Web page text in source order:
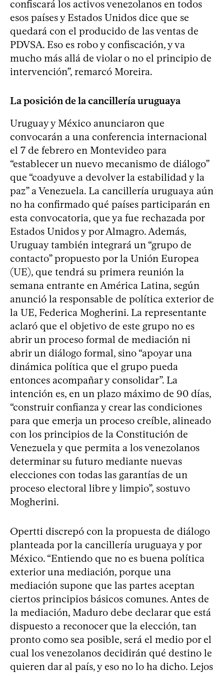
confiscará los activos venezolanos en todos
esos países y Estados Unidos dice que se
quedará con el producido de las ventas de
PDVSA. Eso es robo y confiscación, y va
mucho más allá de violar o no el principio de
intervención”, remarcó Moreira.
La posición de la cancillería uruguaya
Uruguay y México anunciaron que
convocarán a una conferencia internacional
el 7 de febrero en Montevideo para
“establecer un nuevo mecanismo de diálogo”
que “coadyuve a devolver la estabilidad y la
paz” a Venezuela. La cancillería uruguaya aún
no ha confirmado qué países participarán en
esta convocatoria, que ya fue rechazada por
Estados Unidos y por Almagro. Además,
Uruguay también integrará un “grupo de
contacto” propuesto por la Unión Europea
(UE), que tendrá su primera reunión la
semana entrante en América Latina, según
anunció la responsable de política exterior de
la UE, Federica Mogherini. La representante
aclaró que el objetivo de este grupo no es
abrir un proceso formal de mediación ni
abrir un diálogo formal, sino “apoyar una
dinámica política que el grupo pueda
entonces acompañar y consolidar”. La
intención es, en un plazo máximo de 90 días,
“construir confianza y crear las condiciones
para que emerja un proceso creíble, alineado
con los principios de la Constitución de
Venezuela y que permita a los venezolanos
determinar su futuro mediante nuevas
elecciones con todas las garantías de un
proceso electoral libre y limpio”, sostuvo
Mogherini.
Opertti discrepó con la propuesta de diálogo
planteada por la cancillería uruguaya y por
México. “Entiendo que no es buena política
exterior una mediación, porque una
mediación supone que las partes aceptan
ciertos principios básicos comunes. Antes de
la mediación, Maduro debe declarar que está
dispuesto a reconocer que la elección, tan
pronto como sea posible, será el medio por el
cual los venezolanos decidirán qué destino le
quieren dar al país, y eso no lo ha dicho. Lejos